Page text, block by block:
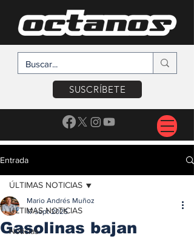
SUSCRÍBETE
Entrada
ÚLTIMAS NOTICIAS
Noticias
ÚLTIMAS NOTICIAS
Gasolinas bajan
Mario Andrés Muñoz
17 sept 2025